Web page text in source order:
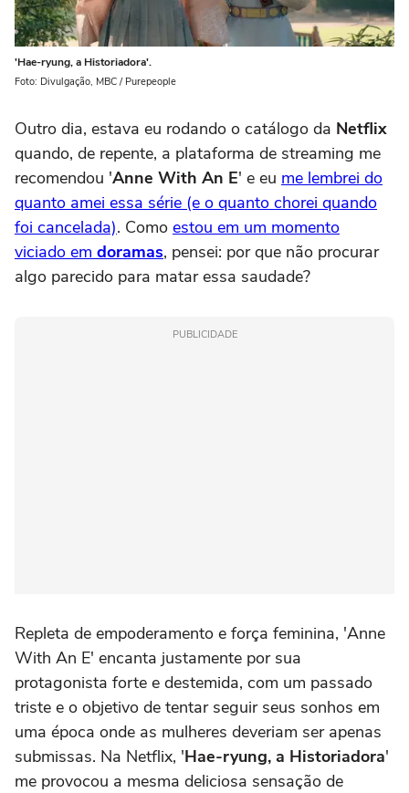
'Hae-ryung, a Historiadora'.
Foto: Divulgação, MBC / Purepeople
Outro dia, estava eu rodando o catálogo da Netflix
quando, de repente, a plataforma de streaming me
recomendou 'Anne With An E' e eu me lembrei do
quanto amei essa série (e o quanto chorei quando
foi cancelada). Como estou em um momento
viciado em doramas, pensei: por que não procurar
algo parecido para matar essa saudade?
PUBLICIDADE
Repleta de empoderamento e força feminina, 'Anne
With An E' encanta justamente por sua
protagonista forte e destemida, com um passado
triste e o objetivo de tentar seguir seus sonhos em
uma época onde as mulheres deveriam ser apenas
submissas. Na Netflix, 'Hae-ryung, a Historiadora'
me provocou a mesma deliciosa sensação de